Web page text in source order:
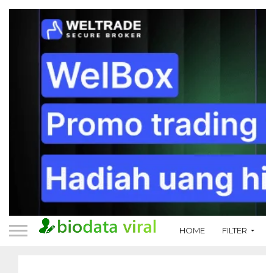
HOME FILTER